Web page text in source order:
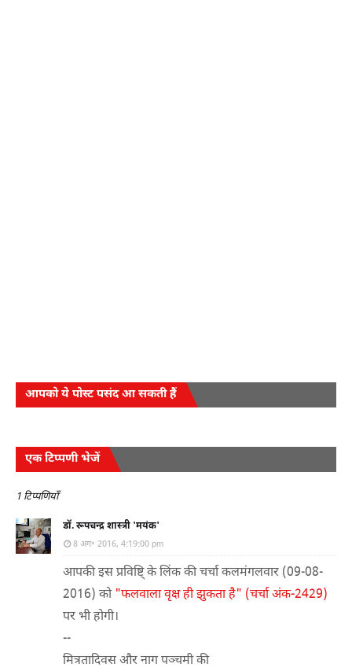
आपको ये पोस्ट पसंद आ सकती हैं
एक टिप्पणी भेजें
1 टिप्पणियाँ
डॉ. रूपचन्द्र शास्त्री 'मयंक'
8 अग॰ 2016, 4:19:00 pm
आपकी इस प्रविष्टि् के लिंक की चर्चा कलमंगलवार (09-08-
2016) को "फलवाला वृक्ष ही झुकता है" (चर्चा अंक-2429)
पर भी होगी।
--
मित्रतादिवस और नाग पञ्चमी की